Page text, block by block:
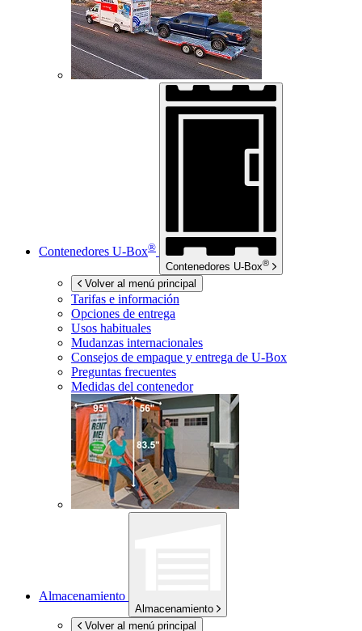
Contenedores U-Box®
Contenedores U-Box®
Volver al menú principal
Tarifas e información
Opciones de entrega
Usos habituales
Mudanzas internacionales
Consejos de empaque y entrega de U-Box
Preguntas frecuentes
Medidas del contenedor
Almacenamiento
Almacenamiento
Volver al menú principal